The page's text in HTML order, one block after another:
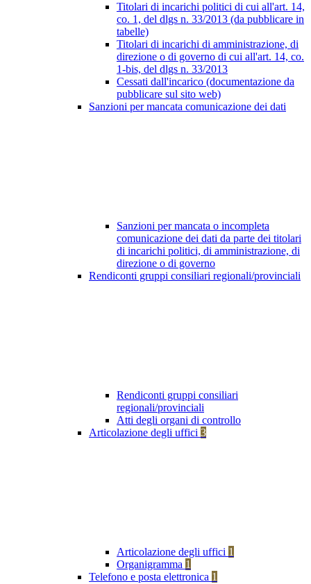
Titolari di incarichi politici di cui all'art. 14,
co. 1, del dlgs n. 33/2013 (da pubblicare in
tabelle)
Titolari di incarichi di amministrazione, di
direzione o di governo di cui all'art. 14, co.
1-bis, del dlgs n. 33/2013
Cessati dall'incarico (documentazione da
pubblicare sul sito web)
Sanzioni per mancata comunicazione dei dati
Sanzioni per mancata o incompleta
comunicazione dei dati da parte dei titolari
di incarichi politici, di amministrazione, di
direzione o di governo
Rendiconti gruppi consiliari regionali/provinciali
Rendiconti gruppi consiliari
regionali/provinciali
Atti degli organi di controllo
Articolazione degli uffici 3
Articolazione degli uffici 1
Organigramma 1
Telefono e posta elettronica 1